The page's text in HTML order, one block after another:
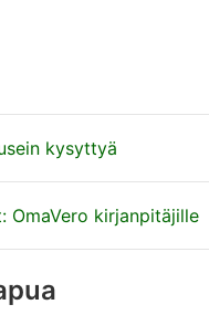
kysyttyä
OmaVero kirjanpitäjille